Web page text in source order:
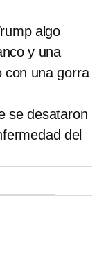
algo
y una
con una gorra
se desataron
del